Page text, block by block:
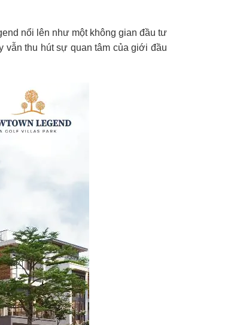
nổi lên như một không gian đầu tư
vẫn thu hút sự quan tâm của giới đầu